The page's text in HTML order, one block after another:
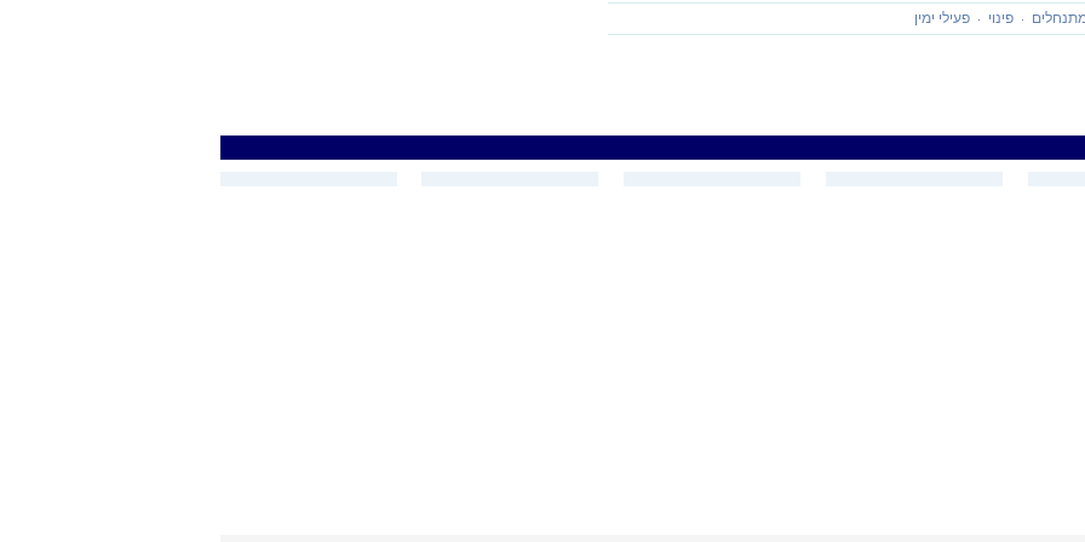
פינוי פעילי ימין